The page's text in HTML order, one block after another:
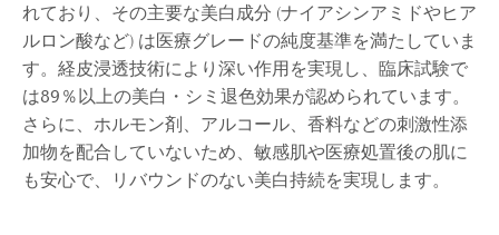
れており、その主要な美白成分 (ナイアシンアミドやヒア
ルロン酸など) は医療グレードの純度基準を満たしていま
す。経皮浸透技術により深い作用を実現し、臨床試験で
は89％以上の美白・シミ退色効果が認められています。
さらに、ホルモン剤、アルコール、香料などの刺激性添
加物を配合していないため、敏感肌や医療処置後の肌に
も安心で、リバウンドのない美白持続を実現します。